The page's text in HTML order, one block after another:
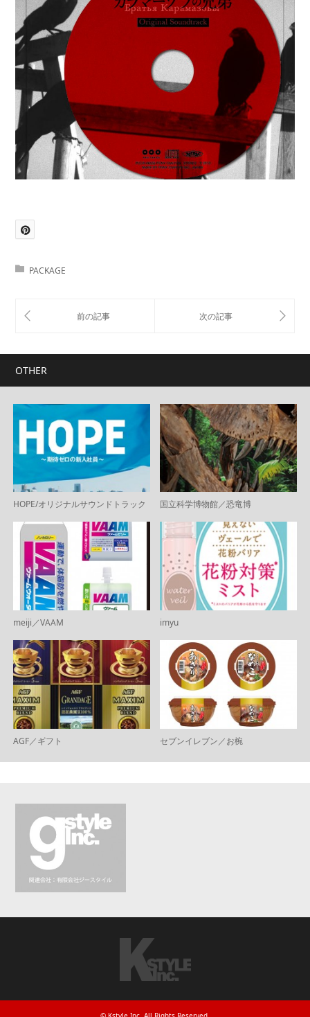
PACKAGE
OTHER
HOPE/オリジナルサウンドトラック 国立科学博物館／恐竜博
meiji／VAAM imyu
AGF／ギフト セブンイレブン／お椀